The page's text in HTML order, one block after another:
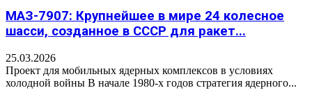
МАЗ-7907: Крупнейшее в мире 24 колесное
шасси, созданное в СССР для ракет...
25.03.2026
Проект для мобильных ядерных комплексов в условиях
холодной войны В начале 1980-х годов стратегия ядерного...